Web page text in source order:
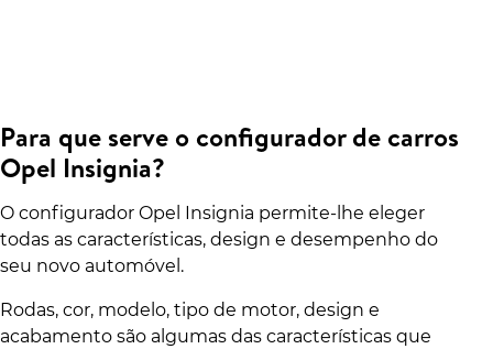
Para que serve o configurador de carros
Opel Insignia?
O configurador Opel Insignia permite-lhe eleger
todas as características, design e desempenho do
seu novo automóvel.
Rodas, cor, modelo, tipo de motor, design e
acabamento são algumas das características que